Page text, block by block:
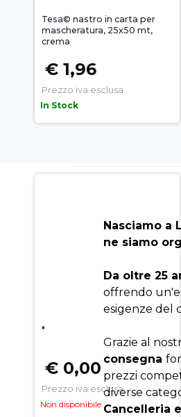
Tesa© nastro in carta per
mascheratura, 25x50 mt,
crema
€ 1,96
Prezzo iva esclusa
In Stock
*
€ 0,00
Prezzo iva esclusa
Non disponibile
Nasciamo a
ne siamo
Da oltre 25
offrendo
esigenze del
Grazie al
consegna
prezzi
diverse
Cancelleria